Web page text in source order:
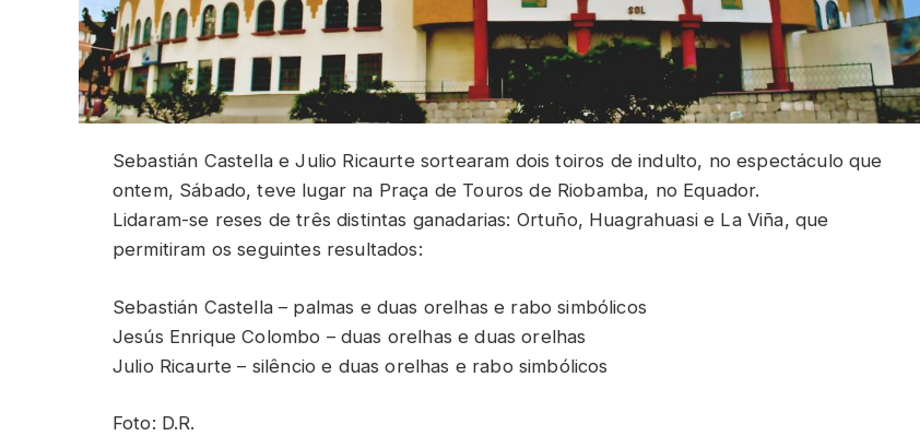
Sebastián Castella e Julio Ricaurte sortearam dois toiros de indulto, no espectáculo que
ontem, Sábado, teve lugar na Praça de Touros de Riobamba, no Equador.
Lidaram-se reses de três distintas ganadarias: Ortuño, Huagrahuasi e La Viña, que
permitiram os seguintes resultados:
Sebastián Castella – palmas e duas orelhas e rabo simbólicos
Jesús Enrique Colombo – duas orelhas e duas orelhas
Julio Ricaurte – silêncio e duas orelhas e rabo simbólicos
Foto: D.R.